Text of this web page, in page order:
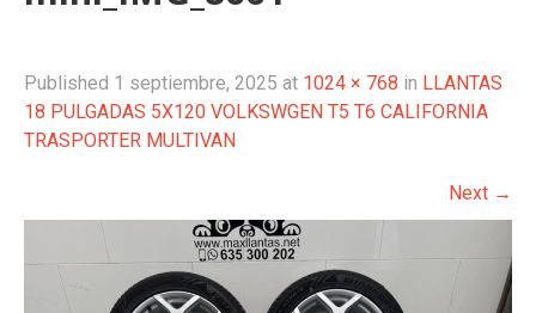
Published 1 septiembre, 2025 at 1024 × 768 in LLANTAS
18 PULGADAS 5X120 VOLKSWGEN T5 T6 CALIFORNIA
TRASPORTER MULTIVAN
Next →